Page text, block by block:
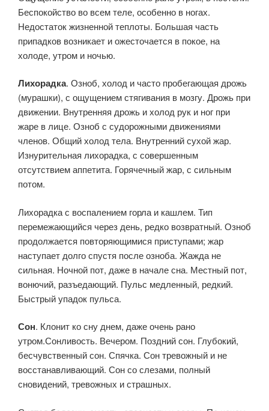
Беспокойство во всем теле, особенно в ногах.
Недостаток жизненной теплоты. Большая часть
припадков возникает и ожесто­чается в покое, на
холоде, утром и ночью.
Лихорадка. Озноб, холод и часто пробегающая дрожь
(мураш­ки), с ощущением стягивания в мозгу. Дрожь при
движении. Внут­ренняя дрожь и холод рук и ног при
жаре в лице. Озноб с судо­рожными движениями
членов. Общий холод тела. Внутренний сухой жар.
Изнурительная лихорадка, с совершенным
отсутствием аппетита. Горячечный жар, с сильным
потом.
Лихорадка с воспале­нием горла и кашлем. Тип
перемежающийся через день, редко воз­вратный. Озноб
продолжается повторяющимися приступами; жар
наступает долго спустя после озноба. Жажда не
сильная. Ночной пот, даже в начале сна. Местный пот,
вонючий, разъедающий. Пульс медленный, редкий.
Быстрый упадок пульса.
Сон. Клонит ко сну днем, даже очень рано
утром.Сонливость. Вечером. Поздний сон. Глубокий,
бесчувственный сон. Спячка. Сон тревожный и не
восстанавливающий. Сон со слезами, полный
сновидений, тревожных и страшных.